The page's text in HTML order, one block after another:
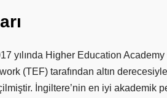
yılında Higher Education
(TEF) tarafından altın
İngiltere’nin en iyi akademik